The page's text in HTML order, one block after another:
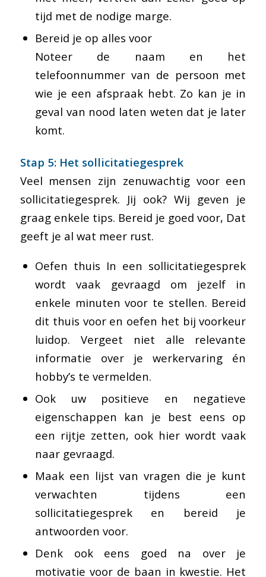
tijd met de nodige marge.
Bereid je op alles voor
Noteer de naam en het
telefoonnummer van de persoon met
wie je een afspraak hebt. Zo kan je in
geval van nood laten weten dat je later
komt.
Stap 5: Het sollicitatiegesprek
Veel mensen zijn zenuwachtig voor een
sollicitatiegesprek. Jij ook? Wij geven je
graag enkele tips. Bereid je goed voor, Dat
geeft je al wat meer rust.
Oefen thuis In een sollicitatiegesprek
wordt vaak gevraagd om jezelf in
enkele minuten voor te stellen. Bereid
dit thuis voor en oefen het bij voorkeur
luidop. Vergeet niet alle relevante
informatie over je werkervaring én
hobby’s te vermelden.
Ook uw positieve en negatieve
eigenschappen kan je best eens op
een rijtje zetten, ook hier wordt vaak
naar gevraagd.
Maak een lijst van vragen die je kunt
verwachten tijdens een
sollicitatiegesprek en bereid je
antwoorden voor.
Denk ook eens goed na over je
motivatie voor de baan in kwestie. Het